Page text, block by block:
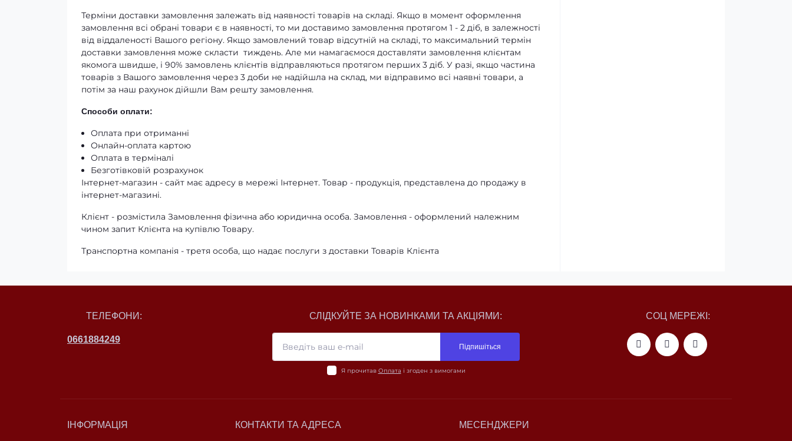
Терміни доставки замовлення залежать від наявності товарів на складі. Якщо в момент оформлення
замовлення всі обрані товари є в наявності, то ми доставимо замовлення протягом 1 - 2 діб, в залежності
від віддаленості Вашого регіону. Якщо замовлений товар відсутній на складі, то максимальний термін
доставки замовлення може скласти тиждень. Але ми намагаємося доставляти замовлення клієнтам
якомога швидше, і 90% замовлень клієнтів відправляються протягом перших 3 діб. У разі, якщо частина
товарів з Вашого замовлення через 3 доби не надійшла на склад, ми відправимо всі наявні товари, а
потім за наш рахунок дійшли Вам решту замовлення.
Способи оплати:
Оплата при отриманні
Онлайн-оплата картою
Оплата в терміналі
Безготівковій розрахунок
Інтернет-магазин - сайт має адресу в мережі Інтернет. Товар - продукція, представлена ​​до продажу в
інтернет-магазині.
Клієнт - розмістила Замовлення фізична або юридична особа. Замовлення - оформлений належним
чином запит Клієнта на купівлю Товару.
Транспортна компанія - третя особа, що надає послуги з доставки Товарів Клієнта
ТЕЛЕФОНИ:
0661884249
СОЦ МЕРЕЖІ:
СЛІДКУЙТЕ ЗА НОВИНКАМИ ТА АКЦІЯМИ:
Підпишіться
Я прочитав Оплата і згоден з вимогами
ІНФОРМАЦІЯ КОНТАКТИ ТА АДРЕСА МЕСЕНДЖЕРИ